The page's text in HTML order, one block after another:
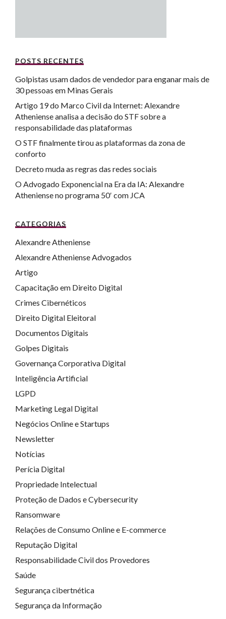
POSTS RECENTES
Golpistas usam dados de vendedor para enganar mais de
30 pessoas em Minas Gerais
Artigo 19 do Marco Civil da Internet: Alexandre
Atheniense analisa a decisão do STF sobre a
responsabilidade das plataformas
O STF finalmente tirou as plataformas da zona de
conforto
Decreto muda as regras das redes sociais
O Advogado Exponencial na Era da IA: Alexandre
Atheniense no programa 50′ com JCA
CATEGORIAS
Alexandre Atheniense
Alexandre Atheniense Advogados
Artigo
Capacitação em Direito Digital
Crimes Cibernéticos
Direito Digital Eleitoral
Documentos Digitais
Golpes Digitais
Governança Corporativa Digital
Inteligência Artificial
LGPD
Marketing Legal Digital
Negócios Online e Startups
Newsletter
Notícias
Perícia Digital
Propriedade Intelectual
Proteção de Dados e Cybersecurity
Ransomware
Relações de Consumo Online e E-commerce
Reputação Digital
Responsabilidade Civil dos Provedores
Saúde
Segurança cibertnética
Segurança da Informação